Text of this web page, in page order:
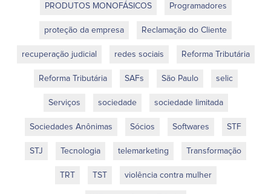
PRODUTOS MONOFÁSICOS Programadores
proteção da empresa Reclamação do Cliente
recuperação judicial redes sociais Reforma Tributária
Reforma Tributária SAFs São Paulo selic
Serviços sociedade sociedade limitada
Sociedades Anônimas Sócios Softwares STF
STJ Tecnologia telemarketing Transformação
TRT TST violência contra mulher